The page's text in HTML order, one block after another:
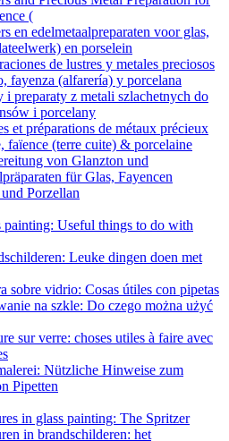
(
en edelmetaalpreparaten voor glas,
en porselein
de lustres y metales preciosos
fayenza (alfarería) y porcelana
i preparaty z metali szlachetnych do
i porcelany
et préparations de métaux précieux
faïence (terre cuite) & porcelaine
von Glanzton und
für Glas, Fayencen
Porzellan
painting: Useful things to do with
Leuke dingen doen met
sobre vidrio: Cosas útiles con pipetas
na szkle: Do czego można użyć
sur verre: choses utiles à faire avec
Nützliche Hinweise zum
Pipetten
in glass painting: The Spritzer
in brandschilderen: het